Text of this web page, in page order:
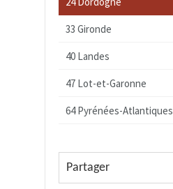
33 Gironde
40 Landes
47 Lot-et-Garonne
64 Pyrénées-Atlantiques
Partager